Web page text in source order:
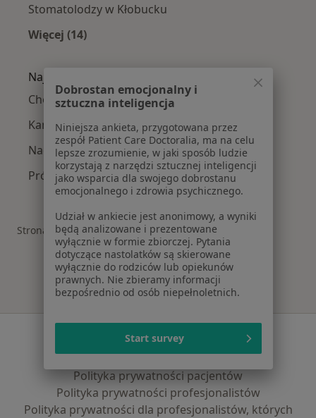
Stomatolodzy w Kłobucku
Więcej (14)
Najczęstsze schorzenia
Choroby miazgi Wieluń
Kamień nazębny Wieluń
Nadwrażliwość zębów Wieluń
Próchnica Wieluń
Strona Główna Stomatolog Zmień miasto
Wieluń
Serwis
Regulamin
Polityka prywatności pacjentów
Polityka prywatności profesjonalistów
Polityka prywatności dla profesjonalistów, których
Dobrostan emocjonalny i
sztuczna inteligencja
Niniejsza ankieta, przygotowana przez
zespół Patient Care Doctoralia, ma na celu
lepsze zrozumienie, w jaki sposób ludzie
korzystają z narzędzi sztucznej inteligencji
jako wsparcia dla swojego dobrostanu
emocjonalnego i zdrowia psychicznego.
Udział w ankiecie jest anonimowy, a wyniki
będą analizowane i prezentowane
wyłącznie w formie zbiorczej. Pytania
dotyczące nastolatków są skierowane
wyłącznie do rodziców lub opiekunów
prawnych. Nie zbieramy informacji
bezpośrednio od osób niepełnoletnich.
Start survey